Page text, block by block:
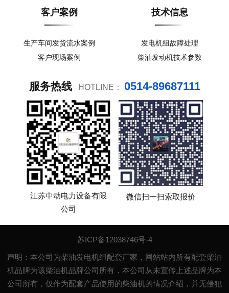
客户案例
生产车间发货流水案例
客户现场案例
技术信息
发电机组故障处理
柴油发动机技术参数
服务热线 HOTLINE： 0514-89687111
江苏中动电力设备有限
公司
微信扫一扫索取报价
苏ICP备12038746号-4
声明：本公司为柴油发电机组配套厂家，网站站内所有配套柴油
机品牌为该柴油机品牌公司所有，本公司从未宣传上述品牌为本
公司所有，仅作为配套产品使用的柴油机的情况介绍，并无侵犯